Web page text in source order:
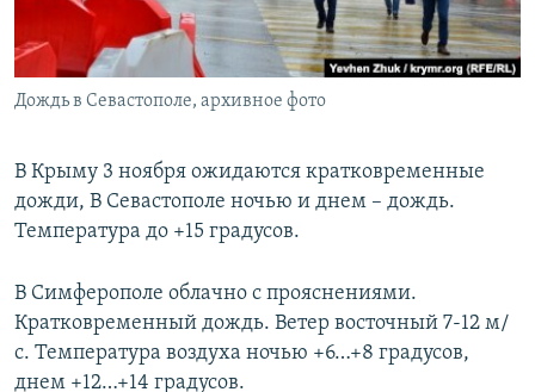
ПОБЕДИТЕЛЕЙ НЕ СУДЯТ?
КРЫМ.НЕПОКОРЕННЫЙ
ELIFBE
ПРИСОЕДИНЯЙТЕСЬ!
Все сайты RFE/RL
Дождь в Севастополе, архивное фото
В Крыму 3 ноября ожидаются кратковременные
дожди, В Севастополе ночью и днем – дождь.
Температура до +15 градусов.
В Симферополе облачно с прояснениями.
Кратковременный дождь. Ветер восточный 7-12 м/
с. Температура воздуха ночью +6…+8 градусов,
днем +12…+14 градусов.